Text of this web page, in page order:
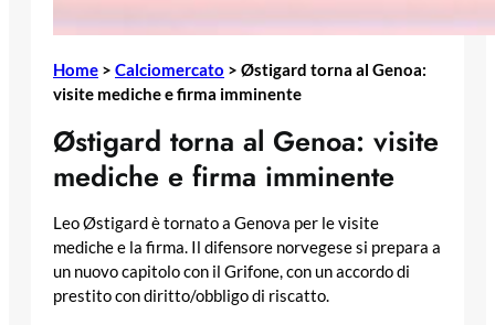
Home > Calciomercato > Østigard torna al Genoa:
visite mediche e firma imminente
Østigard torna al Genoa: visite
mediche e firma imminente
Leo Østigard è tornato a Genova per le visite
mediche e la firma. Il difensore norvegese si prepara a
un nuovo capitolo con il Grifone, con un accordo di
prestito con diritto/obbligo di riscatto.